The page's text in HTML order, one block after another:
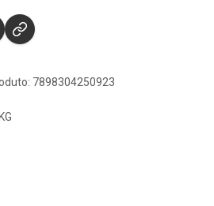
7898304250923